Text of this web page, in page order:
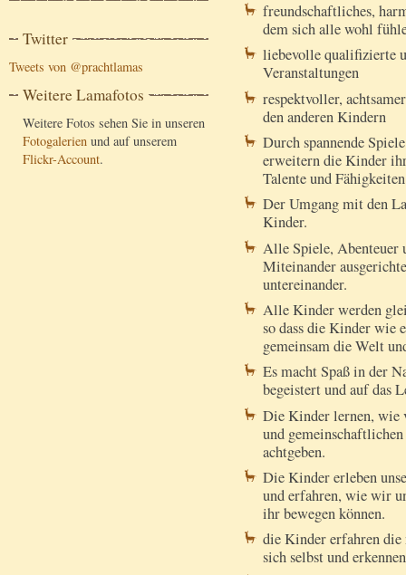
Twitter
Tweets von @prachtlamas
Weitere Lamafotos
Weitere Fotos sehen Sie in unseren
Fotogalerien und auf unserem
Flickr-Account.
freundschaftliches,
dem sich alle wohl
liebevolle qualifizierte
Veranstaltungen
respektvoller,
den anderen Kindern
Durch spannende
erweitern die Kinder
Talente und Fähigkeiten
Der Umgang mit den
Kinder.
Alle Spiele, Abenteuer
Miteinander
untereinander.
Alle Kinder werden
so dass die Kinder wie
gemeinsam die Welt
Es macht Spaß in der
begeistert und auf das
Die Kinder lernen, wie
und
achtgeben.
Die Kinder erleben
und erfahren, wie wir
ihr bewegen können.
die Kinder erfahren
sich selbst und